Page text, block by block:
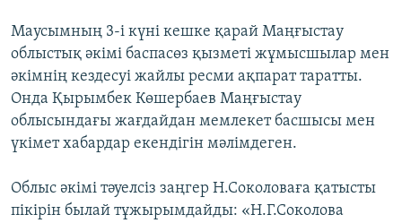
Маусымның 3-і күні кешке қарай Маңғыстау
облыстық әкімі баспасөз қызметі жұмысшылар мен
әкімнің кездесуі жайлы ресми ақпарат таратты.
Онда Қырымбек Көшербаев Маңғыстау
облысындағы жағдайдан мемлекет басшысы мен
үкімет хабардар екендігін мәлімдеген.
Облыс әкімі тәуелсіз заңгер Н.Соколоваға қатысты
пікірін былай тұжырымдайды: «Н.Г.Соколова